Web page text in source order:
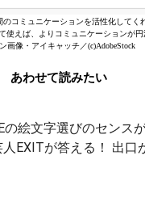
のコミュニケーションを活性化してく
使えば、よりコミュニケーションが円
画像・アイキャッチ／(c)AdobeStock
あわせて読みたい
の絵文字選びのセンス
人EXITが答える！ 出口